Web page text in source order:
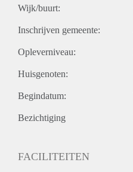
Wijk/buurt:
Inschrijven gemeente:
Opleverniveau:
Huisgenoten:
Begindatum:
Bezichtiging
FACILITEITEN